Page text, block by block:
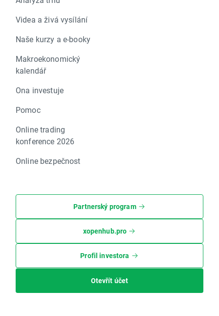
Videa a živá vysílání
Naše kurzy a e-booky
Makroekonomický
kalendář
Ona investuje
Pomoc
Online trading
konference 2026
Online bezpečnost
Partnerský program
xopenhub.pro
Profil investora
Otevřít účet